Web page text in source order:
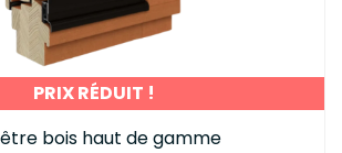
PRIX RÉDUIT !
bois haut de gamme